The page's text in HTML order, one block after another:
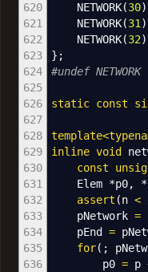
620
621
622
623
624
625
626
627
628
629
630
631
632
633
634
635
636
NETWORK(30)
NETWORK(31)
NETWORK(32)
} ;
#undef NETWORK
static const
template<
inline void
const
Elem *p0, *
assert (n <
pNetwork =
pEnd =
for( ;
p0 =p